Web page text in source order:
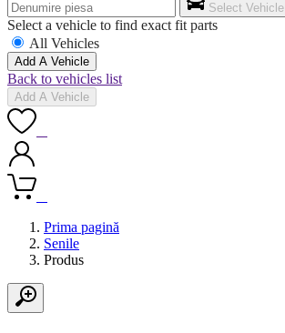
Select Vehicle
Select a vehicle to find exact fit parts
All Vehicles
Add A Vehicle
Back to vehicles list
Add A Vehicle
Prima pagină
Senile
Produs